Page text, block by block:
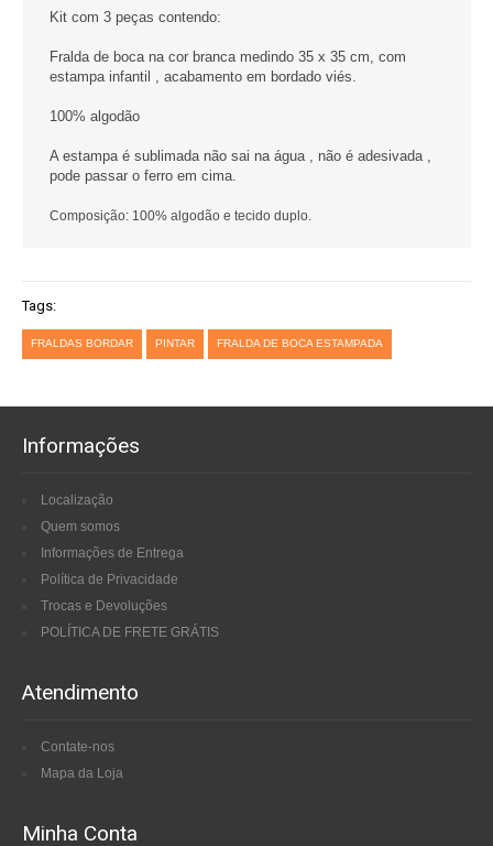
Kit com 3 peças contendo:
Fralda de boca na cor branca medindo 35 x 35 cm, com
estampa infantil , acabamento em bordado viés.
100% algodão
A estampa é sublimada não sai na água , não é adesivada ,
pode passar o ferro em cima.
Composição: 100% algodão e tecido duplo.
Tags:
FRALDAS BORDAR PINTAR FRALDA DE BOCA ESTAMPADA
Informações
Localização
Quem somos
Informações de Entrega
Política de Privacidade
Trocas e Devoluções
POLÍTICA DE FRETE GRÁTIS
Atendimento
Contate-nos
Mapa da Loja
Minha Conta